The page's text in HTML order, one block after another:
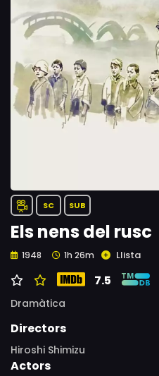
SC SUB
Els nens del rusc
1948 1h 26m Llista
7.5
Dramàtica
Directors
Hiroshi Shimizu
Actors